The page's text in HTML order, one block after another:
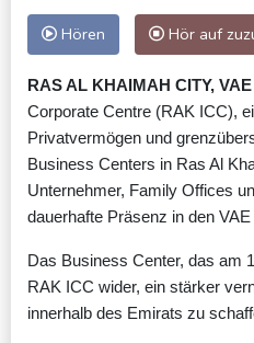
Hören Hör auf
RAS AL KHAIMAH CITY,
Corporate Centre (RAK ICC),
Privatvermögen und
Business Centers in Ras Al
Unternehmer, Family Offices
dauerhafte Präsenz in den
Das Business Center, das am
RAK ICC wider, ein stärker
innerhalb des Emirats zu